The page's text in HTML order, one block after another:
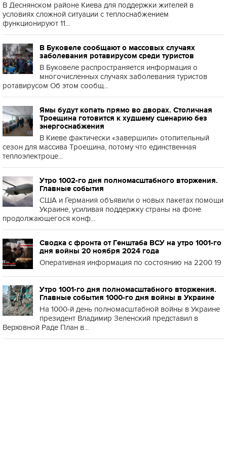
В Деснянском районе Киева для поддержки жителей в
условиях сложной ситуации с теплоснабжением
функционируют 11...
В Буковеле сообщают о массовых случаях
заболевания ротавирусом среди туристов
В Буковеле распространяется информация о
многочисленных случаях заболевания туристов
ротавирусом Об этом сообщ...
Ямы будут копать прямо во дворах. Столичная
Троещина готовится к худшему сценарию без
энергоснабжения
В Киеве фактически «завершили» отопительный
сезон для массива Троещина, потому что единственная
теплоэлектроце...
Утро 1002-го дня полномасштабного вторжения.
Главные события
США и Германия объявили о новых пакетах помощи
Украине, усиливая поддержку страны на фоне
продолжающегося конф...
Сводка с фронта от Генштаба ВСУ на утро 1001-го
дня войны 20 ноября 2024 года
Оперативная информация по состоянию на 2200 19
Утро 1001-го дня полномасштабного вторжения.
Главные события 1000-го дня войны в Украине
На 1000-й день полномасштабной войны в Украине
президент Владимир Зеленский представил в
Верховной Раде План в...